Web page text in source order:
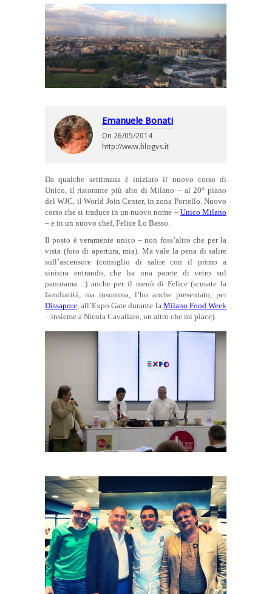
Emanuele Bonati
On 26/05/2014
http://www.blogvs.it
Da qualche settimana è iniziato il nuovo corso di
Unico, il ristorante più alto di Milano – al 20° piano
del WJC, il World Join Center, in zona Portello. Nuovo
corso che si traduce in un nuovo nome – Unico Milano
– e in un nuovo chef, Felice Lo Basso.
Il posto è veramente unico – non foss’altro che per la
vista (foto di apertura, mia). Ma vale la pena di salire
sull’ascensore (consiglio di salire con il primo a
sinistra entrando, che ha una parete di vetro sul
panorama…) anche per il menù di Felice (scusate la
familiarità, ma insomma, l’ho anche presentato, per
Dissapore , all’Expo Gate durante la Milano Food Week
– insieme a Nicola Cavallaro, un altro che mi piace).